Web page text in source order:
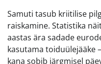
Samuti tasub kriitilise
raiskamine. Statistika
aastas ära sadade
kasutama toiduülejääke
kana sobib järgmisel